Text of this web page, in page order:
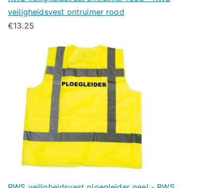
veiligheidsvest ontruimer rood
€13.25